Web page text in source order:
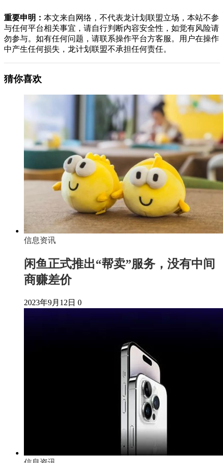
重要申明： 本文来自网络，不代表龙计划联盟立场，本站不参
与任何平台相关事宜，请自行判断内容安全性，如觉有风险请
勿参与。如有任何问题，请联系操作平台方客服。用户在操作
中产生任何损失，龙计划联盟不承担任何责任。
猜你喜欢
信息资讯
闲鱼正式推出“帮卖”服务，没有中间
商赚差价
2023年9月12日 0